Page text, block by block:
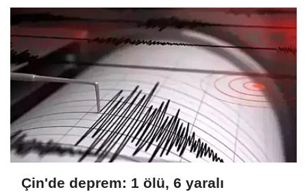
Çin'de deprem: 1 ölü, 6 yaralı